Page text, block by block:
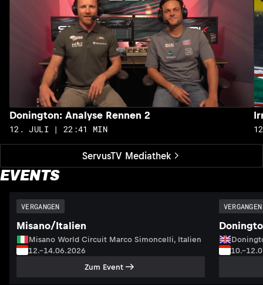
ServusTV Mediathek
Donington: Analyse Rennen 2
12. JULI | 22:41 MIN
EVENTS
VERGANGEN
Misano/Italien
Misano World Circuit Marco Simoncelli, Italien
12.–14.06.2026
Zum Event
VERGANGEN